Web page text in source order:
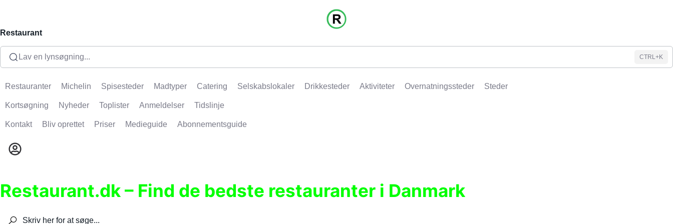
Restaurant
Lav en lynsøgning... CTRL+K
Restauranter Michelin Spisesteder Madtyper Catering Selskabslokaler Drikkesteder Aktiviteter Overnatningssteder Steder
Kortsøgning Nyheder Toplister Anmeldelser Tidslinje
Kontakt Bliv oprettet Priser Medieguide Abonnementsguide
Restaurant.dk – Find de bedste restauranter i Danmark